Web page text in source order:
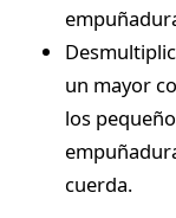
un mayor
los
cuerda.